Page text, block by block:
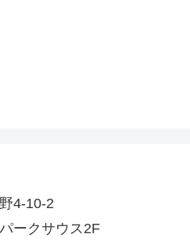
4-10-2
ークサウス2F